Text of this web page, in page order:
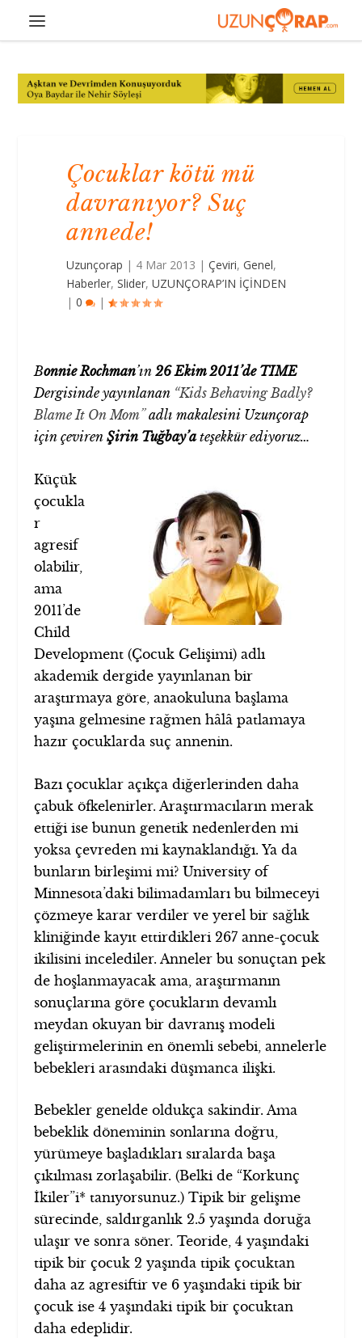
Çocuklar kötü mü
davranıyor? Suç
annede!
Uzunçorap | 4 Mar 2013 |Çeviri,Genel,
Haberler,Slider,UZUNÇORAP’IN İÇİNDEN
|0 |
Bonnie Rochman’ın26 Ekim 2011’de TIME
Dergisinde yayınlanan “Kids Behaving Badly?
Blame It On Mom”adlı makalesini Uzunçorap
için çevirenŞirin Tuğbay’a teşekkür ediyoruz…
Küçük
çocukla
r
agresif
olabilir,
ama
2011’de
Child
Development (Çocuk Gelişimi) adlı
akademik dergide yayınlanan bir
araştırmaya göre, anaokuluna başlama
yaşına gelmesine rağmen hâlâ patlamaya
hazır çocuklarda suç annenin.
Bazı çocuklar açıkça diğerlerinden daha
çabuk öfkelenirler. Araştırmacıların merak
ettiği ise bunun genetik nedenlerden mi
yoksa çevreden mi kaynaklandığı. Ya da
bunların birleşimi mi? University of
Minnesota’daki bilimadamları bu bilmeceyi
çözmeye karar verdiler ve yerel bir sağlık
kliniğinde kayıt ettirdikleri 267 anne-çocuk
ikilisini incelediler. Anneler bu sonuçtan pek
de hoşlanmayacak ama, araştırmanın
sonuçlarına göre çocukların devamlı
meydan okuyan bir davranış modeli
geliştirmelerinin en önemli sebebi, annelerle
bebekleri arasındaki düşmanca ilişki.
Bebekler genelde oldukça sakindir. Ama
bebeklik döneminin sonlarına doğru,
yürümeye başladıkları sıralarda başa
çıkılması zorlaşabilir. (Belki de “Korkunç
İkiler”i* tanıyorsunuz.) Tipik bir gelişme
sürecinde, saldırganlık 2.5 yaşında doruğa
ulaşır ve sonra söner. Teoride, 4 yaşındaki
tipik bir çocuk 2 yaşında tipik çocuktan
daha az agresiftir ve 6 yaşındaki tipik bir
çocuk ise 4 yaşındaki tipik bir çocuktan
daha edeplidir.